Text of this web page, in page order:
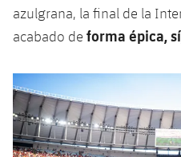
azulgrana, la final de la
acabado de forma épica,
label.aria.chevronleft